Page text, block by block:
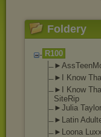
Foldery
R100
►I Know
►I Know
SiteRip
►Julia
►Latin
►Loona